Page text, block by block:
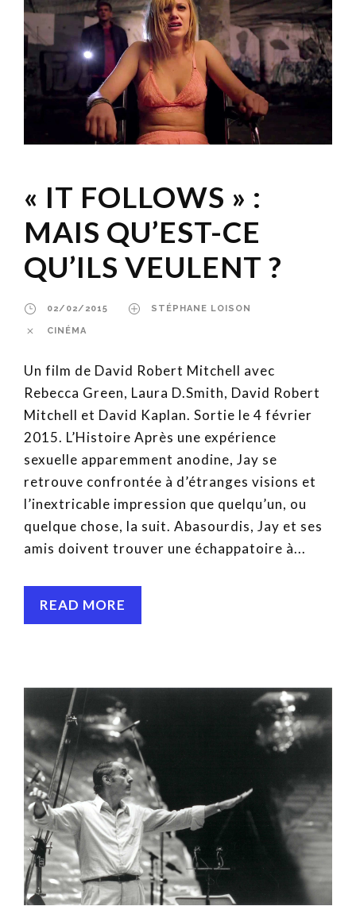
« IT FOLLOWS » :
MAIS QU’EST-CE
QU’ILS VEULENT ?
02/02/2015 STÉPHANE LOISON
CINÉMA
Un film de David Robert Mitchell avec
Rebecca Green, Laura D.Smith, David Robert
Mitchell et David Kaplan. Sortie le 4 février
2015. L’Histoire Après une expérience
sexuelle apparemment anodine, Jay se
retrouve confrontée à d’étranges visions et
l’inextricable impression que quelqu’un, ou
quelque chose, la suit. Abasourdis, Jay et ses
amis doivent trouver une échappatoire à...
READ MORE